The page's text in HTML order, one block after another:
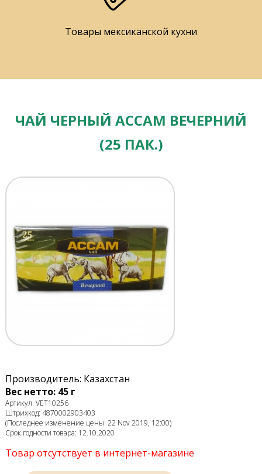
Товары мексиканской кухни
ЧАЙ ЧЕРНЫЙ АССАМ ВЕЧЕРНИЙ
(25 ПАК.)
Производитель: Казахстан
Вес нетто: 45 г
Артикул: VET10256
Штрихкод: 4870002903403
(Последнее изменение цены: 22 Nov 2019, 12:00)
Срок годности товара: 12.10.2020
Товар отсутствует в интернет-магазине